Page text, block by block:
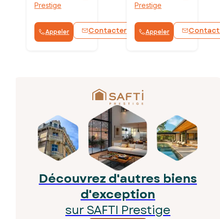
Prestige
Appeler Contacter WhatsApp
Prestige
Appeler
Découvrez d'autres biens
d'exception
sur SAFTI Prestige